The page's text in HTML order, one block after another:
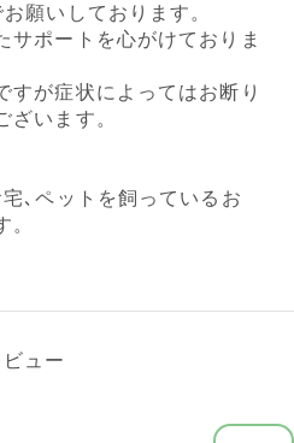
願いしております。
サポートを心がけておりま
すが症状によってはお断り
ざいます。
､ペットを飼っているお
。
ビュー